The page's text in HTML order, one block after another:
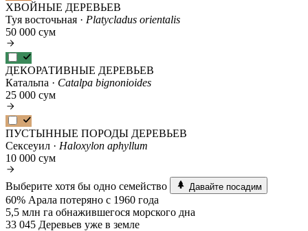
ХВОЙНЫЕ ДЕРЕВЬЕВ
Туя восточьная · Platycladus orientalis
50 000 сум
ДЕКОРАТИВНЫЕ ДЕРЕВЬЕВ
Катальпа · Catalpa bignonioides
25 000 сум
ПУСТЫННЫЕ ПОРОДЫ ДЕРЕВЬЕВ
Сексеуил · Haloxylon aphyllum
10 000 сум
Выберите хотя бы одно семейство Давайте посадим
60% Арала потеряно с 1960 года
5,5 млн га обнажившегося морского дна
33 045 Деревьев уже в земле